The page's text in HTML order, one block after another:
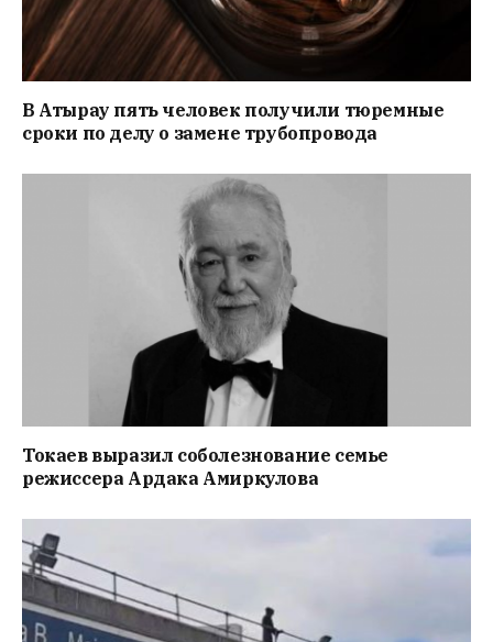
В Атырау пять человек получили тюремные
сроки по делу о замене трубопровода
Токаев выразил соболезнование семье
режиссера Ардака Амиркулова